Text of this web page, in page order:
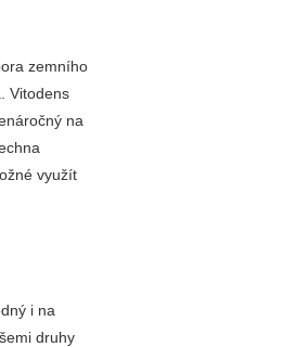
zemního
Vitodens
na
využít
i na
druhy